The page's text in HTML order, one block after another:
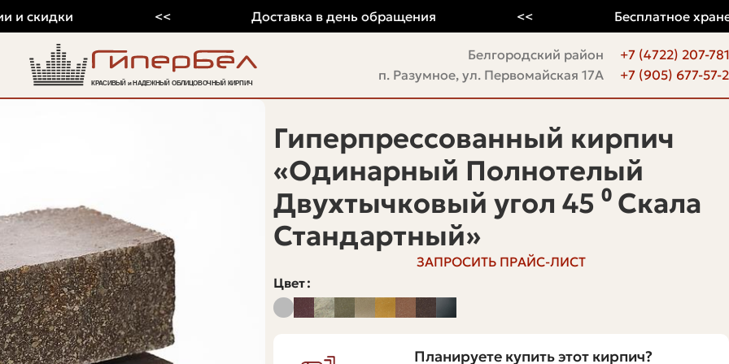
Белгородский район
п. Разумное, ул. Первомайская 17А
+7 (4722) 207-781
+7 (905) 677-57-
Гиперпрессованный кирпич
«Одинарный Полнотелый
Двухтычковый угол 45 ⁰ Скала
Стандартный»
ЗАПРОСИТЬ ПРАЙС-ЛИСТ
Цвет
Планируете купить этот кирпич?
Доставка в день обращения Бесплатное